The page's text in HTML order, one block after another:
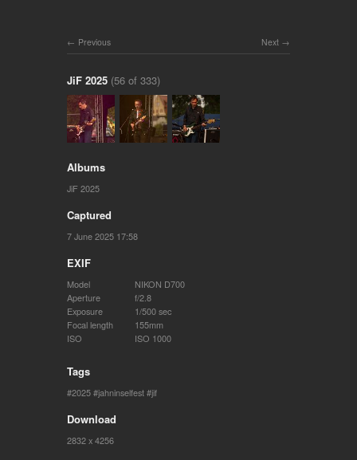
Next
Previous
JiF 2025 (56 of 333)
Albums
JiF 2025
Captured
7 June 2025 17:58
EXIF
Model
NIKON D700
Aperture
f/2.8
Exposure
1/500 sec
Focal length
155mm
ISO
ISO 1000
Tags
2025 jahninselfest jif
Download
2832 x 4256